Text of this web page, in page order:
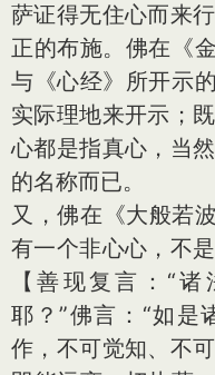
萨证得无住心而来
正的布施。佛在《
与《心经》所开示
实际理地来开示；
心都是指真心，当
的名称而已。
又，佛在《大般若
有一个非心心，不
【善现复言：“
耶？”佛言：“如是
作，不可觉知、不